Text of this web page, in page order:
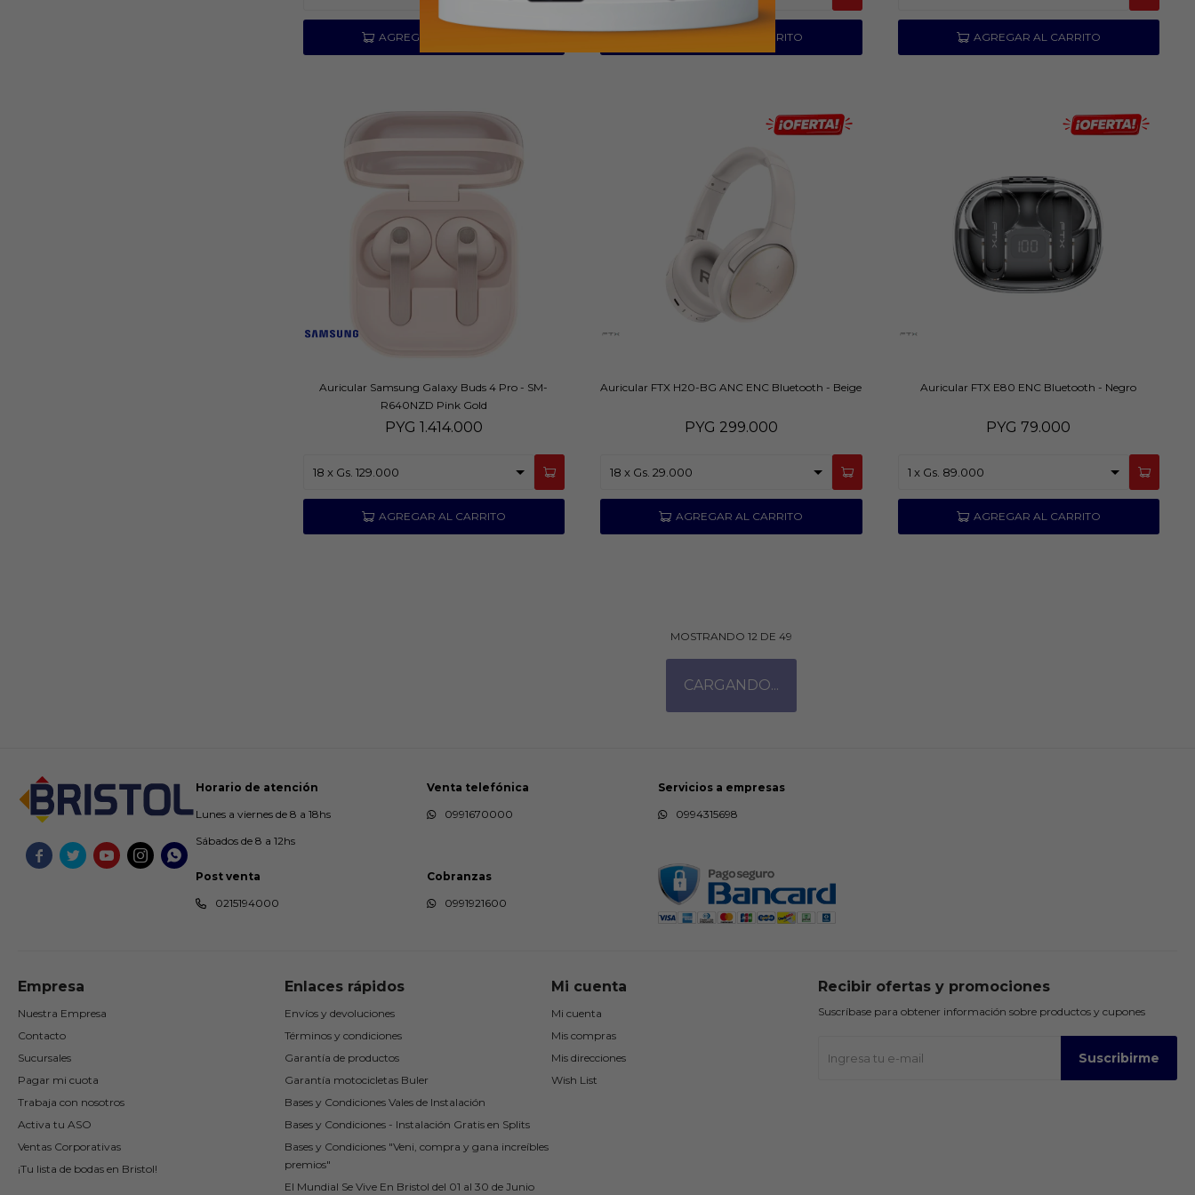
Auricular Samsung Galaxy Buds 4 Pro - SM-
R640NZD Pink Gold
PYG 1.414.000
Auricular FTX H20-BG ANC ENC Bluetooth - Beige
PYG 299.000
Auricular FTX E80 ENC Bluetooth - Negro
PYG 79.000
MOSTRANDO 12 DE 49
    
Horario de atención
Lunes a viernes de 8 a 18hs
Sábados de 8 a 12hs
Venta telefónica
0991670000
Servicios a empresas
0994315698
Post venta
0215194000
Cobranzas
0991921600
Empresa
Nuestra Empresa
Contacto
Sucursales
Pagar mi cuota
Trabaja con nosotros
Activa tu ASO
Ventas Corporativas
¡Tu lista de bodas en Bristol!
Enlaces rápidos
Envíos y devoluciones
Términos y condiciones
Garantía de productos
Garantía motocicletas Buler
Bases y Condiciones Vales de Instalación
Bases y Condiciones - Instalación Gratis en Splits
Bases y Condiciones "Veni, compra y gana increíbles
premios"
El Mundial Se Vive En Bristol del 01 al 30 de Junio
Mi cuenta
Mi cuenta
Mis compras
Mis direcciones
Wish List
Recibir ofertas y promociones
Suscríbase para obtener información sobre productos y cupones
Suscribirme